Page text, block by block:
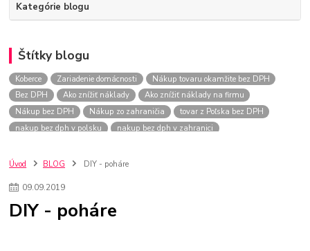
Kategórie blogu
Štítky blogu
Koberce Zariadenie domácnosti
Nákup tovaru okamžite bez DPH
Bez DPH
Ako znížiť náklady
Ako znížiť náklady na firmu
Nákup bez DPH
Nákup zo zahraničia
tovar z Poľska bez DPH
nakup bez dph v polsku
nakup bez dph v zahranici
nakupovanie na firmu bez dph
zlaté doplnky
Drezové batérie
Umyvadlové batérie
Úvod BLOG DIY - poháre
09.09.2019
DIY - poháre